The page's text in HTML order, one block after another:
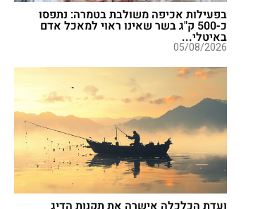
בפעילות אכיפה משולבת בטמרה: נתפסו
כ-500 ק"ג בשר שאינו ראוי למאכל אדם
באיטלי...
05/08/2026